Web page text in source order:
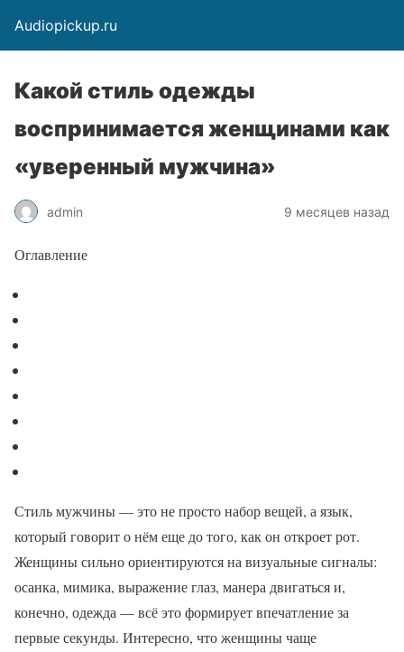
Audiopickup.ru
Какой стиль одежды
воспринимается женщинами как
«уверенный мужчина»
admin 9 месяцев назад
Оглавление
Стиль мужчины — это не просто набор вещей, а язык,
который говорит о нём еще до того, как он откроет рот.
Женщины сильно ориентируются на визуальные сигналы:
осанка, мимика, выражение глаз, манера двигаться и,
конечно, одежда — всё это формирует впечатление за
первые секунды. Интересно, что женщины чаще